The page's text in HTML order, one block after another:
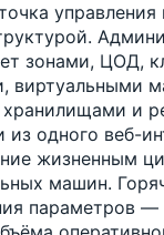
управления
зонами, ЦОД,
виртуальными
хранилищами и
из одного веб-
жизненным
машин.
параметров —